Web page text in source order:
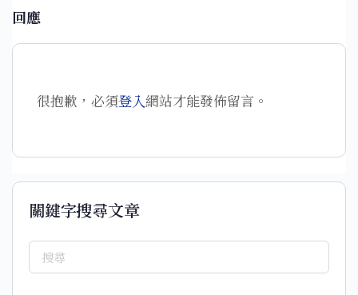
回應
很抱歉，必須登入網站才能發佈留言。
關鍵字搜尋文章